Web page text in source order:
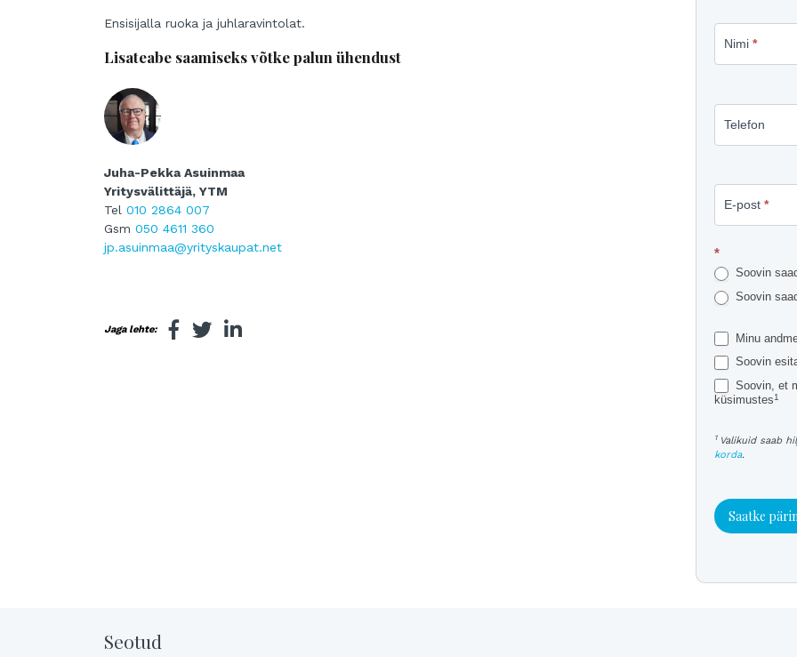
Ensisijalla ruoka ja juhlaravintolat.
Lisateabe saamiseks võtke palun ühendust
Juha-Pekka Asuinmaa
Yritysvälittäjä, YTM
Tel 010 2864 007
Gsm 050 4611 360
jp.asuinmaa@yrityskaupat.net
Jaga lehte:
Küsige
lisateavet
kohta
Nimi *
Telefon
E-post *
*
Soovin
Soovin
Minu
Soovin
Soovin, et
küsimustes1
1 Valikuid saab
korda.
Saatke
Seotud